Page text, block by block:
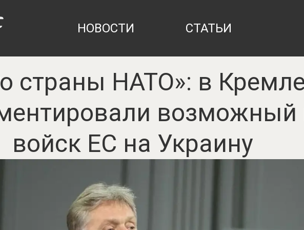
НОВОСТИ СТАТЬИ
страны НАТО»: в
возможный
войск ЕС на Украину